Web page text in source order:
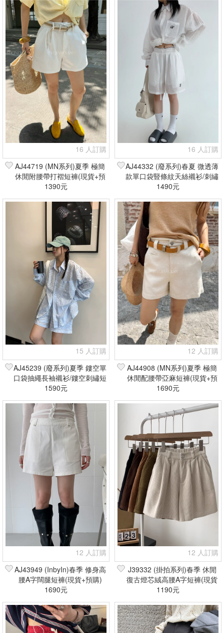
16 人訂購
AJ44719 (MN系列)夏季 極簡
休閒附腰帶打褶短褲(現貨+預
購)
1390元
16 人訂購
AJ44332 (廢系列)春夏 微透薄
款單口袋豎條紋天絲襯衫/刺繡
鬆緊腰短褲(現貨+預購)
1490元
15 人訂購
AJ45239 (廢系列)夏季 鏤空單
口袋抽繩長袖襯衫/鏤空刺繡短
褲(現貨+預購)
1590元
12 人訂購
AJ44908 (MN系列)夏季 極簡
休閒配腰帶亞麻短褲(現貨+預
購)
1690元
12 人訂購
AJ43949 (InbyIn)春季 修身高
腰A字闊腿短褲(現貨+預購)
1690元
12 人訂購
J39332 (掛拍系列)春季 休閒
復古燈芯絨高腰A字短褲(現貨
+預購)
1190元